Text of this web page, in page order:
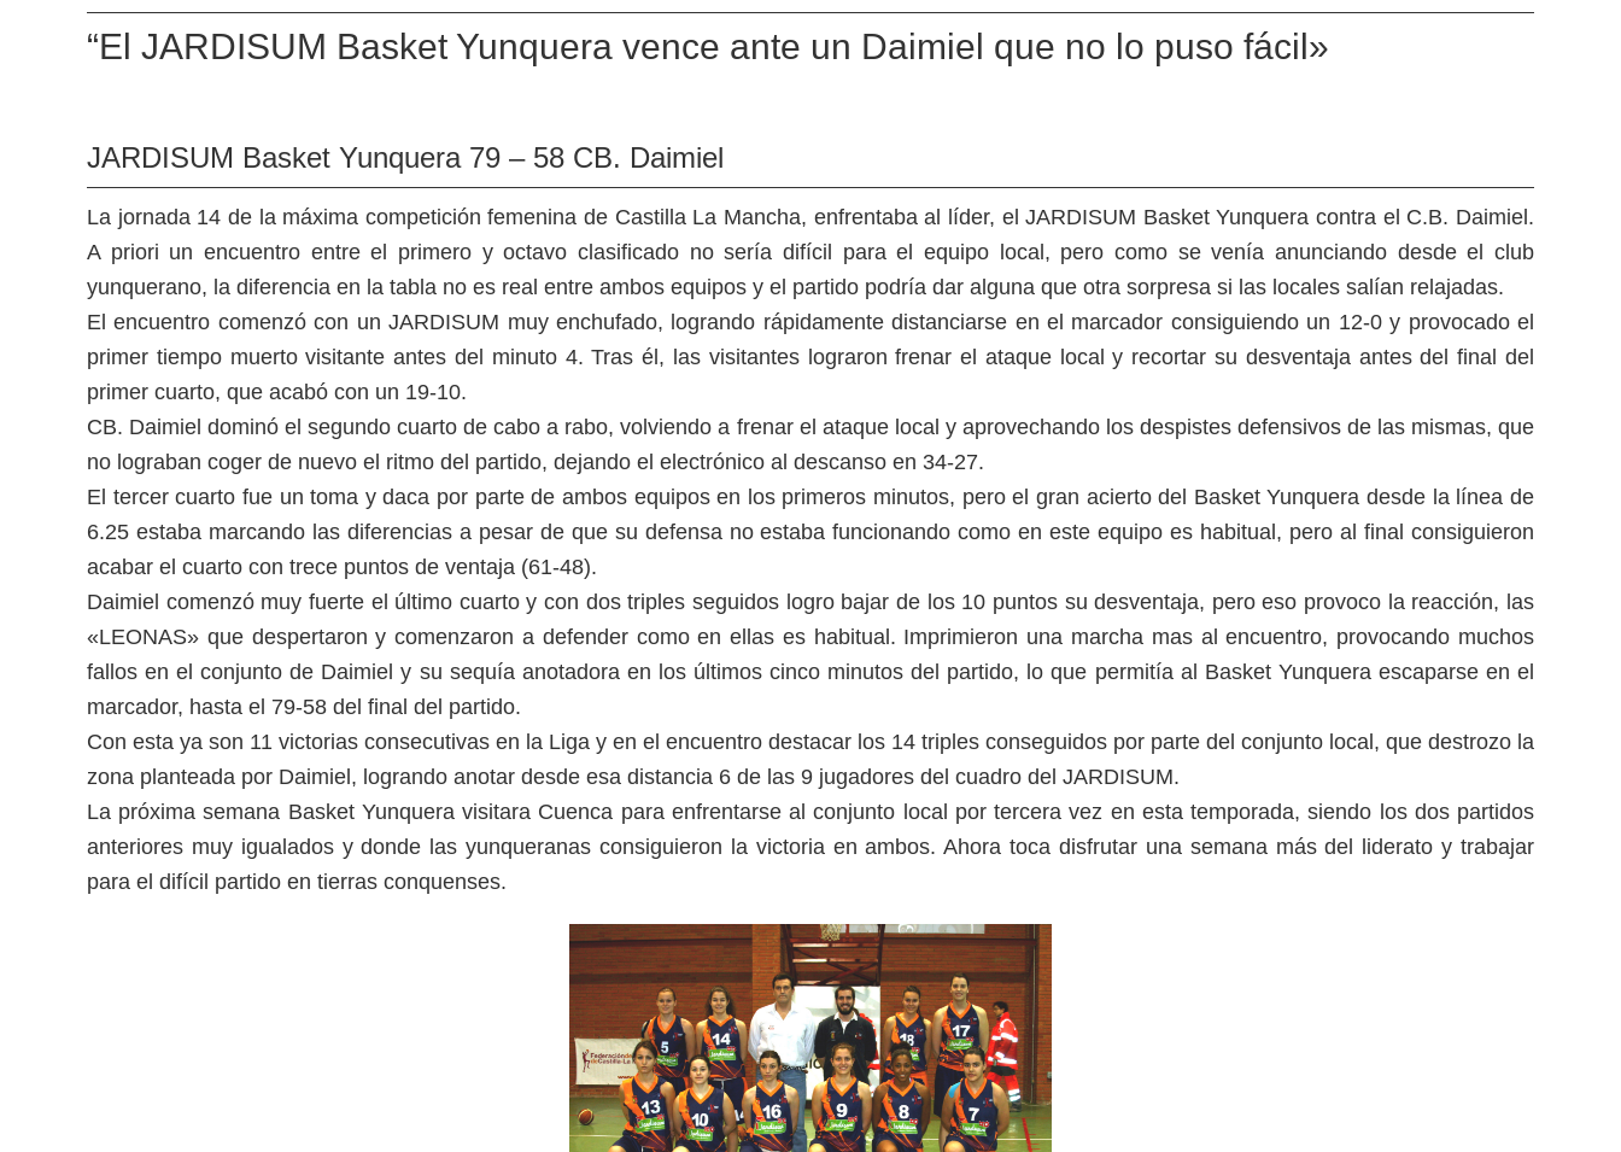
“El JARDISUM Basket Yunquera vence ante un Daimiel que no lo puso fácil»
JARDISUM Basket Yunquera 79 – 58 CB. Daimiel
La jornada 14 de la máxima competición femenina de Castilla La Mancha, enfrentaba al líder, el JARDISUM Basket Yunquera contra el C.B. Daimiel.
A priori un encuentro entre el primero y octavo clasificado no sería difícil para el equipo local, pero como se venía anunciando desde el club
yunquerano, la diferencia en la tabla no es real entre ambos equipos y el partido podría dar alguna que otra sorpresa si las locales salían relajadas.
El encuentro comenzó con un JARDISUM muy enchufado, logrando rápidamente distanciarse en el marcador consiguiendo un 12-0 y provocado el
primer tiempo muerto visitante antes del minuto 4. Tras él, las visitantes lograron frenar el ataque local y recortar su desventaja antes del final del
primer cuarto, que acabó con un 19-10.
CB. Daimiel dominó el segundo cuarto de cabo a rabo, volviendo a frenar el ataque local y aprovechando los despistes defensivos de las mismas, que
no lograban coger de nuevo el ritmo del partido, dejando el electrónico al descanso en 34-27.
El tercer cuarto fue un toma y daca por parte de ambos equipos en los primeros minutos, pero el gran acierto del Basket Yunquera desde la línea de
6.25 estaba marcando las diferencias a pesar de que su defensa no estaba funcionando como en este equipo es habitual, pero al final consiguieron
acabar el cuarto con trece puntos de ventaja (61-48).
Daimiel comenzó muy fuerte el último cuarto y con dos triples seguidos logro bajar de los 10 puntos su desventaja, pero eso provoco la reacción, las
«LEONAS» que despertaron y comenzaron a defender como en ellas es habitual. Imprimieron una marcha mas al encuentro, provocando muchos
fallos en el conjunto de Daimiel y su sequía anotadora en los últimos cinco minutos del partido, lo que permitía al Basket Yunquera escaparse en el
marcador, hasta el 79-58 del final del partido.
Con esta ya son 11 victorias consecutivas en la Liga y en el encuentro destacar los 14 triples conseguidos por parte del conjunto local, que destrozo la
zona planteada por Daimiel, logrando anotar desde esa distancia 6 de las 9 jugadores del cuadro del JARDISUM.
La próxima semana Basket Yunquera visitara Cuenca para enfrentarse al conjunto local por tercera vez en esta temporada, siendo los dos partidos
anteriores muy igualados y donde las yunqueranas consiguieron la victoria en ambos. Ahora toca disfrutar una semana más del liderato y trabajar
para el difícil partido en tierras conquenses.